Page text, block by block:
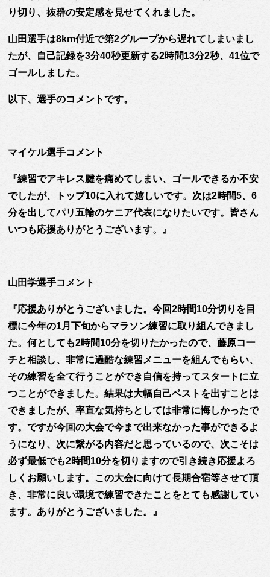
り切り、抜群の安定感を見せてくれました。
山田選手は8km付近で第2グループから遅れてしまいまし
たが、自己記録を3分40秒更新する2時間13分2秒、41位で
ゴールしました。
以下、選手のコメントです。
マイケル選手コメント
『練習でアキレス腱を痛めてしまい、ゴールできるか不安
でしたが、トップ10に入れて嬉しいです。次は2時間5、6
分を出してパリ五輪のケニア代表になりたいです。皆さん
いつも応援ありがとうございます。』
山田学選手コメント
『応援ありがとうございました。今回2時間10分切りを目
標に今年の1月下旬からマラソン練習に取り組んできまし
た。何としても2時間10分を切りたかったので、藤原コー
チと相談し、非常に過酷な練習メニューを組んでもらい、
その練習を全て行うことができ自信を持ってスタートに立
つことができました。結果は大幅自己ベストを出すことは
できましたが、率直な気持ちとしては非常に悔しかったで
す。ですが今回の大会で今まで出来なかった事ができるよ
うになり、次に繋がる内容だと思っているので、次こそは
必ず最低でも2時間10分を切りますので引き続き応援よろ
しくお願いします。この大会に向けて長期合宿等させて頂
き、非常に良い環境で練習できたことをとても感謝してい
ます。ありがとうございました。』